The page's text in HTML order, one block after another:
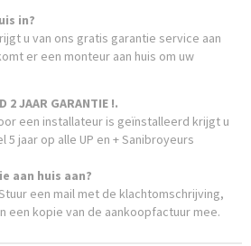
in?
u van ons gratis garantie service aan
er een monteur aan huis om uw
JAAR GARANTIE !.
een installateur is geïnstalleerd krijgt u
jaar op alle UP en + Sanibroyeurs
aan huis aan?
een mail met de klachtomschrijving,
een kopie van de aankoopfactuur mee.